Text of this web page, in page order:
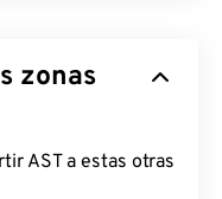
zonas
AST a estas otras